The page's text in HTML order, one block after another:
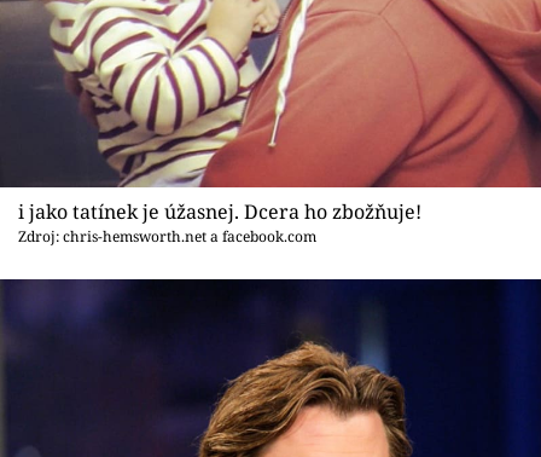
i jako tatínek je úžasnej. Dcera ho zbožňuje!
Zdroj: chris-hemsworth.net a facebook.com